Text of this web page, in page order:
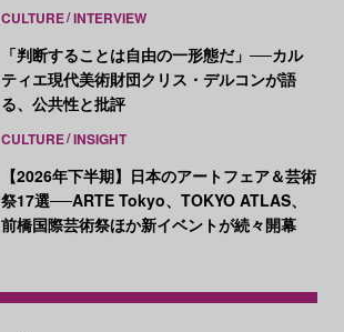
CULTURE INTERVIEW
「判断することは自由の一形態だ」──カル
ティエ現代美術財団クリス・デルコンが語
る、公共性と批評
CULTURE INSIGHT
【2026年下半期】日本のアートフェア＆芸術
祭17選──ARTE Tokyo、TOKYO ATLAS、
前橋国際芸術祭ほか新イベントが続々開幕